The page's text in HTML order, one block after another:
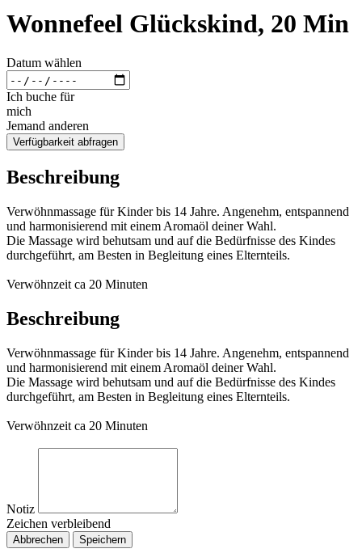
Wonnefeel Glückskind, 20 Min
Datum wählen
Ich buche für
mich
Jemand anderen
Verfügbarkeit abfragen
Beschreibung
Verwöhnmassage für Kinder bis 14 Jahre. Angenehm, entspannend
und harmonisierend mit einem Aromaöl deiner Wahl.
Die Massage wird behutsam und auf die Bedürfnisse des Kindes
durchgeführt, am Besten in Begleitung eines Elternteils.
Verwöhnzeit ca 20 Minuten
Beschreibung
Verwöhnmassage für Kinder bis 14 Jahre. Angenehm, entspannend
und harmonisierend mit einem Aromaöl deiner Wahl.
Die Massage wird behutsam und auf die Bedürfnisse des Kindes
durchgeführt, am Besten in Begleitung eines Elternteils.
Verwöhnzeit ca 20 Minuten
Notiz
Zeichen verbleibend
Abbrechen Speichern